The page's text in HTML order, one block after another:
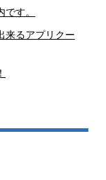
す。
来るアプリクー